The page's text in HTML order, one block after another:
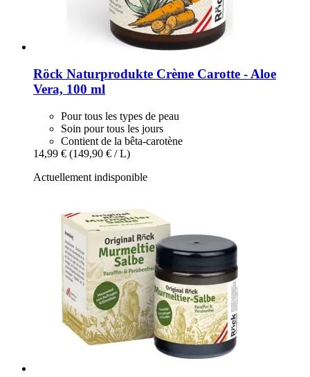
Röck Naturprodukte Crème Carotte -​ Aloe
Vera, 100 ml
Pour tous les types de peau
Soin pour tous les jours
Contient de la bêta-carotène
14,99 € (149,90 € / L)
Actuellement indisponible